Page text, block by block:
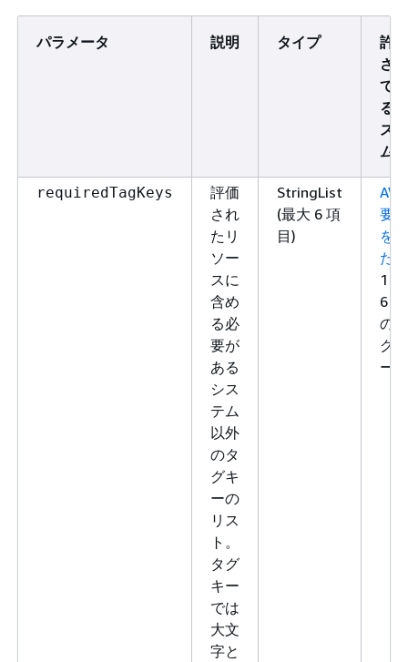
パラメータ 説明 タイプ
許可
され
てい
るカ
スタ
ム値
requiredTagKeys
評価
され
たリ
ソー
スに
含め
る必
要が
ある
シス
テム
以外
のタ
グキ
ーの
リス
ト。
タグ
キー
では
大文
字と
StringList
(最大 6 項
目)
要件
を満
たす
1～
6 個
のタ
グキ
ー。